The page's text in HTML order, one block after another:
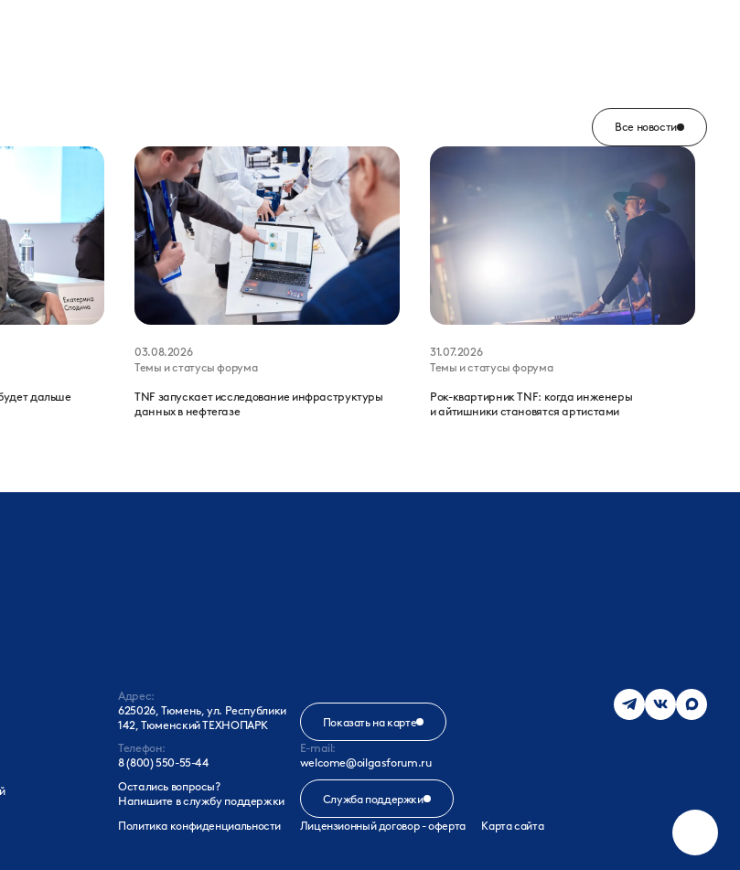
Все новости
дальше
03.08.2026
Темы и статусы форума
TNF запускает исследование инфраструктуры
данных в нефтегазе
31.07.2026
Темы и статусы форума
Рок-квартирник TNF: когда инженеры
и айтишники становятся артистами
Адрес:
625026, Тюмень, ул. Республики
142, Тюменский ТЕХНОПАРК
Показать на карте
Телефон:
8 (800) 550-55-44
E-mail:
welcome@oilgasforum.ru
Остались вопросы?
Напишите в службу поддержки
Служба поддержки
Политика конфиденциальности Лицензионный договор - оферта Карта сайта